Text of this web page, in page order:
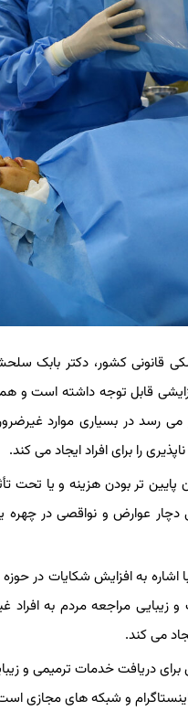
قانونی کشور، دکتر بابک
قابل توجه داشته است و
رسد در بسیاری موارد
را برای افراد ایجاد می کند.
تر بودن هزینه و یا تحت
دچار عوارض و نواقصی در
به افزایش شکایات در
مراجعه مردم به افراد
می کند.
دریافت خدمات ترمیمی و
و شبکه های مجازی